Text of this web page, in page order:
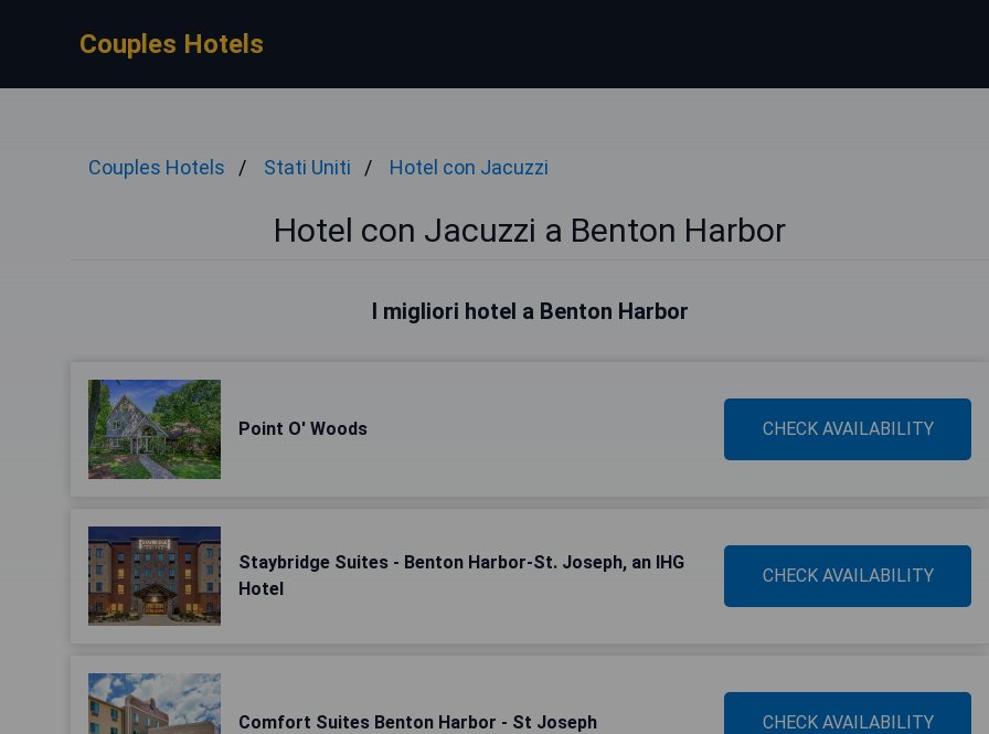
Couples Hotels
Couples Hotels Stati Uniti Hotel con Jacuzzi
Hotel con Jacuzzi a Benton Harbor
I migliori hotel a Benton Harbor
Point O' Woods CHECK AVAILABILITY
Staybridge Suites - Benton Harbor-St. Joseph, an IHG
Hotel
CHECK AVAILABILITY
Comfort Suites Benton Harbor - St Joseph CHECK AVAILABILITY